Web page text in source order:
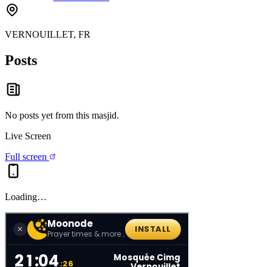
VERNOUILLET, FR
Posts
No posts yet from this masjid.
Live Screen
Full screen
Loading…